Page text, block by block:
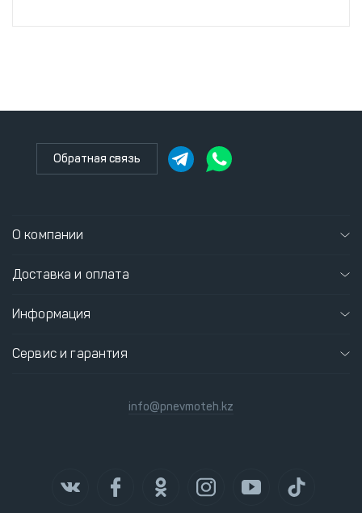
Обратная связь
О компании
Доставка и оплата
Информация
Сервис и гарантия
info@pnevmoteh.kz